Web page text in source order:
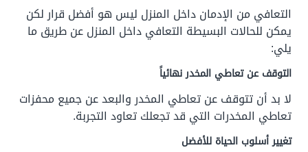
التعافي من الإدمان داخل المنزل ليس هو أفضل قرار لكن
يمكن للحالات البسيطة التعافي داخل المنزل عن طريق ما
يلي:
التوقف عن تعاطي المخدر نهائياً
لا بد أن تتوقف عن تعاطي المخدر والبعد عن جميع محفزات
تعاطي المخدرات التي قد تجعلك تعاود التجربة.
تغيير أسلوب الحياة للأفضل